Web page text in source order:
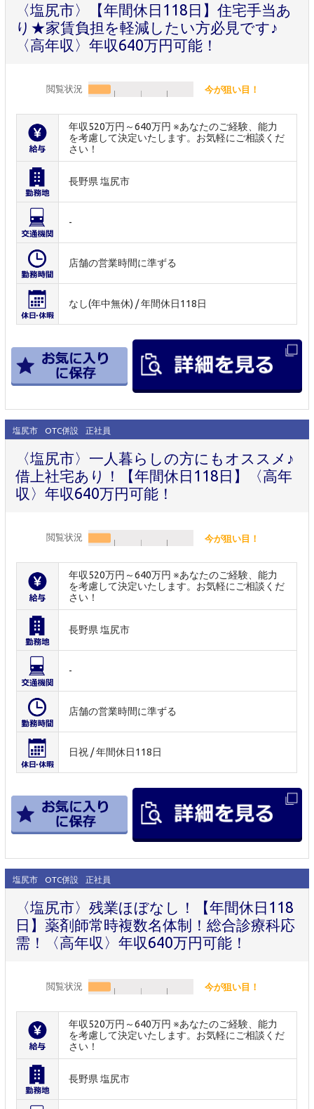
〈塩尻市〉【年間休日118日】住宅手当あ
り★家賃負担を軽減したい方必見です♪
〈高年収〉年収640万円可能！
閲覧状況 今が狙い目！
年収520万円～640万円 ※あなたのご経験、能力
を考慮して決定いたします。お気軽にご相談くだ
さい！
長野県 塩尻市
-
店舗の営業時間に準ずる
なし(年中無休) / 年間休日118日
塩尻市 OTC併設 正社員
〈塩尻市〉一人暮らしの方にもオススメ♪
借上社宅あり！【年間休日118日】〈高年
収〉年収640万円可能！
閲覧状況 今が狙い目！
年収520万円～640万円 ※あなたのご経験、能力
を考慮して決定いたします。お気軽にご相談くだ
さい！
長野県 塩尻市
-
店舗の営業時間に準ずる
日祝 / 年間休日118日
塩尻市 OTC併設 正社員
〈塩尻市〉残業ほぼなし！【年間休日118
日】薬剤師常時複数名体制！総合診療科応
需！〈高年収〉年収640万円可能！
閲覧状況 今が狙い目！
年収520万円～640万円 ※あなたのご経験、能力
を考慮して決定いたします。お気軽にご相談くだ
さい！
長野県 塩尻市